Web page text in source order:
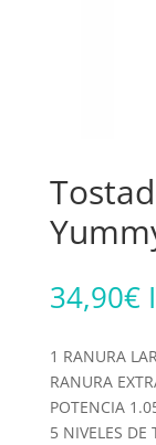
34,90€
1 RANURA
RANURA
POTENCIA
5 NIVELES DE